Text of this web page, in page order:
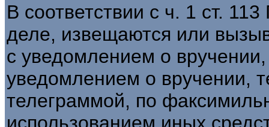
В соответствии с ч. 1 ст.
деле, извещаются или
с уведомлением о
уведомлением о вручении,
телеграммой, по
использованием иных